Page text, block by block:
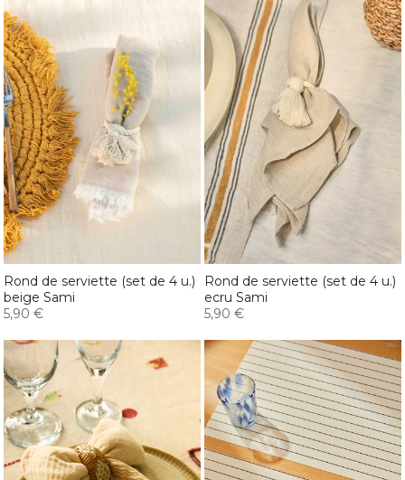
Rond de serviette (set de 4 u.)
beige Sami
5,90 €
Rond de serviette (set de 4 u.)
ecru Sami
5,90 €